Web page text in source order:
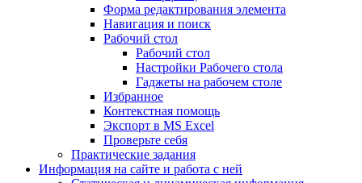
Форма редактирования элемента
Навигация и поиск
Рабочий стол
Рабочий стол
Настройки Рабочего стола
Гаджеты на рабочем столе
Избранное
Контекстная помощь
Экспорт в MS Excel
Проверьте себя
Практические задания
Информация на сайте и работа с ней